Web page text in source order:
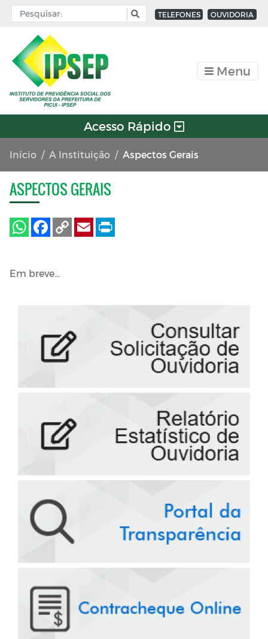
TELEFONES OUVIDORIA
Menu
Acesso Rápido
Início A Instituição Aspectos Gerais
ASPECTOS GERAIS
Em breve...